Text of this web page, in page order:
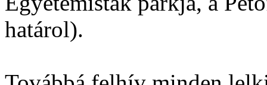
határol).